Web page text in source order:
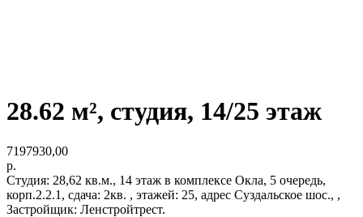
28.62 м², студия, 14/25 этаж
7197930,00
р.
Студия: 28,62 кв.м., 14 этаж в комплексе Окла, 5 очередь,
корп.2.2.1, сдача: 2кв. , этажей: 25, адрес Суздальское шос., ,
Застройщик: Ленстройтрест.